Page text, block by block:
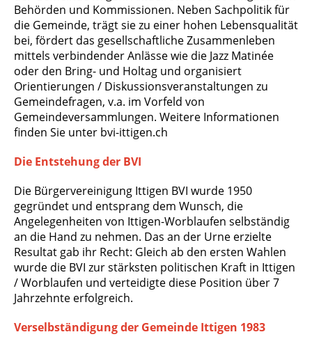
Behörden und Kommissionen. Neben Sachpolitik für
die Gemeinde, trägt sie zu einer hohen Lebensqualität
bei, fördert das gesellschaftliche Zusammenleben
mittels verbindender Anlässe wie die Jazz Matinée
oder den Bring- und Holtag und organisiert
Orientierungen / Diskussionsveranstaltungen zu
Gemeindefragen, v.a. im Vorfeld von
Gemeindeversammlungen. Weitere Informationen
finden Sie unter bvi-ittigen.ch
Die Entstehung der BVI
Die Bürgervereinigung Ittigen BVI wurde 1950
gegründet und entsprang dem Wunsch, die
Angelegenheiten von Ittigen-Worblaufen selbständig
an die Hand zu nehmen. Das an der Urne erzielte
Resultat gab ihr Recht: Gleich ab den ersten Wahlen
wurde die BVI zur stärksten politischen Kraft in Ittigen
/ Worblaufen und verteidigte diese Position über 7
Jahrzehnte erfolgreich.
Verselbständigung der Gemeinde Ittigen 1983